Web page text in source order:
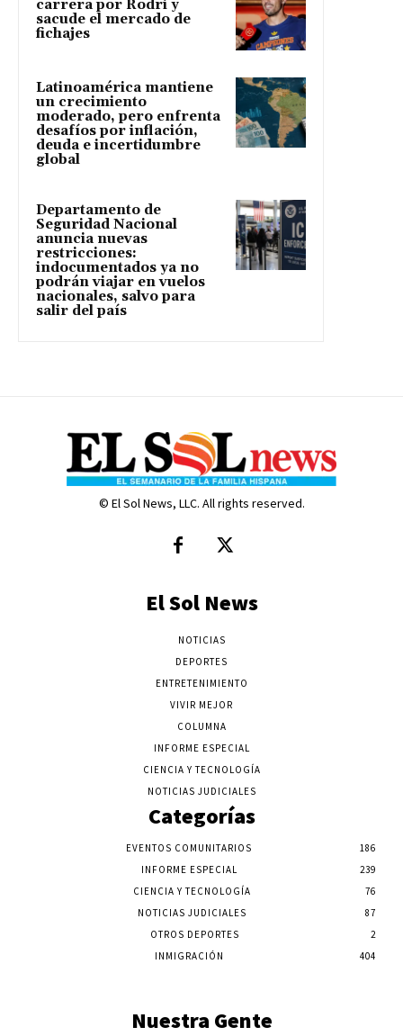
carrera por Rodri y
sacude el mercado de
fichajes
Latinoamérica mantiene
un crecimiento
moderado, pero enfrenta
desafíos por inflación,
deuda e incertidumbre
global
Departamento de
Seguridad Nacional
anuncia nuevas
restricciones:
indocumentados ya no
podrán viajar en vuelos
nacionales, salvo para
salir del país
© El Sol News, LLC. All rights reserved.
El Sol News
NOTICIAS
DEPORTES
ENTRETENIMIENTO
VIVIR MEJOR
COLUMNA
INFORME ESPECIAL
CIENCIA Y TECNOLOGÍA
NOTICIAS JUDICIALES
Categorías
EVENTOS COMUNITARIOS
186
INFORME ESPECIAL
239
CIENCIA Y TECNOLOGÍA
76
NOTICIAS JUDICIALES
87
OTROS DEPORTES
2
INMIGRACIÓN
404
Nuestra Gente